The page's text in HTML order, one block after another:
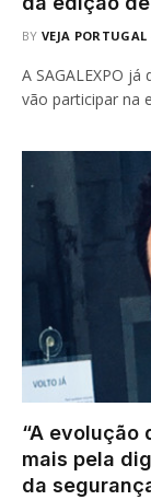
BY VEJA PORTUGAL
A SAGALEXPO
vão participar na
“A evolução
mais pela
da